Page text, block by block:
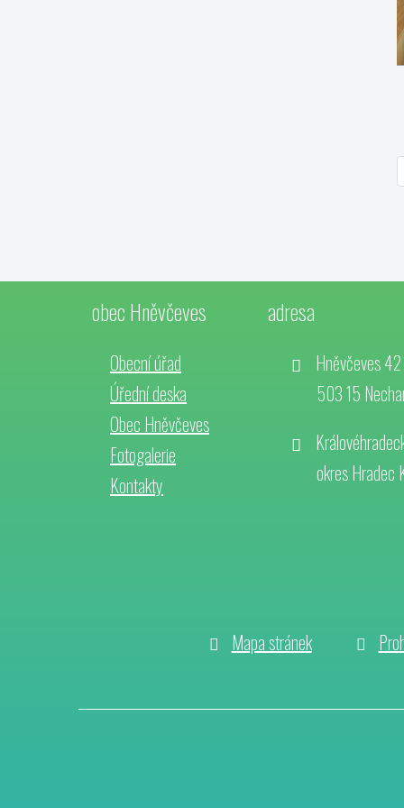
obec Hněvčeves
Obecní úřad
Úřední deska
Obec Hněvčeves
Fotogalerie
Kontakty
adresa
Hněvčeves 42
503 15
okres Hradec
Mapa stránek